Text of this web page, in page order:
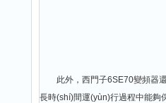
此外，西門子6SE70變頻器還
長時(shí)間運(yùn)行過程中能夠保